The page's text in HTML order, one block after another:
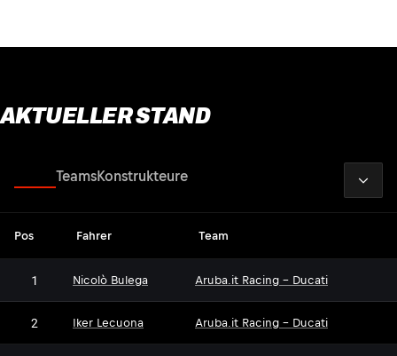
AKTUELLER STAND
TeamsKonstrukteure
Pos Fahrer Team
1 Nicolò Bulega Aruba.it Racing - Ducati
2 Iker Lecuona Aruba.it Racing - Ducati